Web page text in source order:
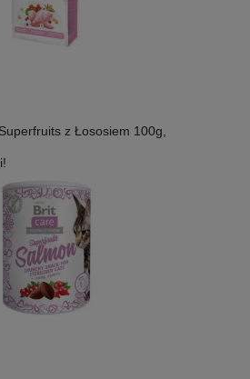
z Łososiem 100g,